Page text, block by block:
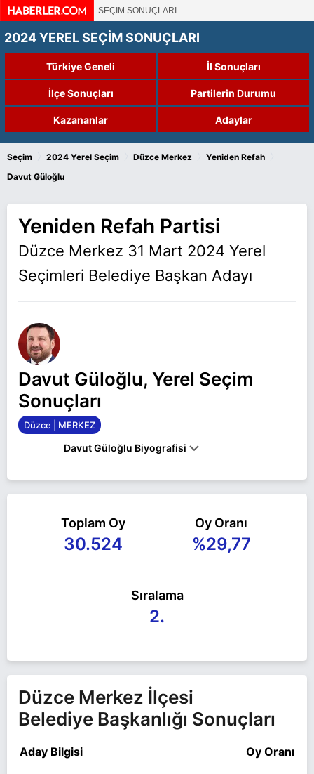
SEÇİM SONUÇLARI
2024 YEREL SEÇİM SONUÇLARI
Türkiye Geneli İl Sonuçları
İlçe Sonuçları Partilerin Durumu
Kazananlar Adaylar
Seçim 2024 Yerel Seçim Düzce Merkez Yeniden Refah
Davut Güloğlu
Yeniden Refah Partisi
Düzce Merkez 31 Mart 2024 Yerel
Seçimleri Belediye Başkan Adayı
Davut Güloğlu, Yerel Seçim
Sonuçları
Düzce | MERKEZ
Davut Güloğlu Biyografisi
SENE FUTBOL OYNAYAN GÜLOĞLU, 1991
YILINDA İSTANBUL'DA ÇEŞITLI TICARI
FAALIYETLERDE BULUNDUKTAN SONRA
AILESININ BÜYÜK DESTEĞIYLE 1998 YILINDA ILK
PARTISI'NE KATILARAK MKYK ÜYESI VE KÜLTÜR
VE SANATTAN SORUMLU GENEL BAŞKAN
DANIŞMANI OLDU.BIRÇOK ESER BESTELEYEN,
Davut Güloğlu Düzce MERKEZ belediye başkan
adayı olarak Yeniden Refah ile 31 Mart 2024 yerel
seçimlerinde yarışıyor. Davut Güloğlu ile ilgili daha
fazla bilgi içinDavut Güloğlu Haberlerisayfamızı
ziyaret edin.
Toplam Oy
30.524
Oy Oranı
%29,77
Sıralama
2.
Düzce Merkez İlçesi
Belediye Başkanlığı Sonuçları
Aday Bilgisi Oy Oranı